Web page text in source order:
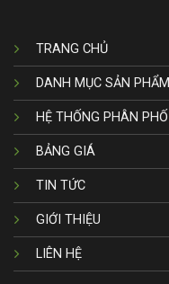
TRANG CHỦ
DANH MỤC SẢN PHẨM
HỆ THỐNG PHÂN PHỐI
BẢNG GIÁ
TIN TỨC
GIỚI THIỆU
LIÊN HỆ